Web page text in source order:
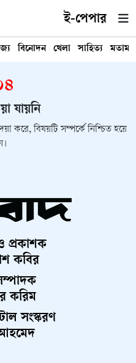
ই-পেপার
বিনোদন খেলা সাহিত্য মতামত
যায়নি
করে, বিষয়টি সম্পর্কে নিশ্চিত হয়ে
প্রকাশক
কবির
করিম
সংস্করণ